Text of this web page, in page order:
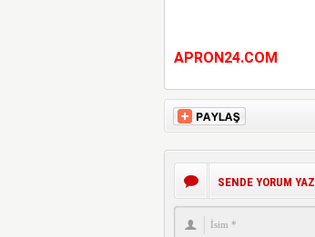
APRON24.COM
SENDE YORUM YAZ